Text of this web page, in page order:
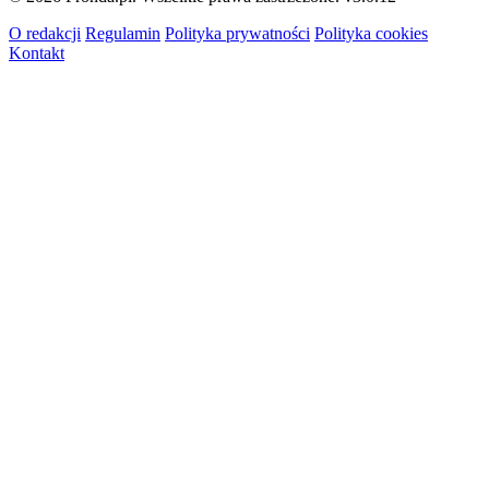
O redakcji Regulamin Polityka prywatności Polityka cookies
Kontakt